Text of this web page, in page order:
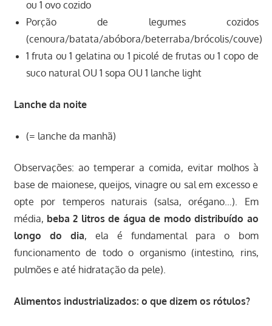
ou 1 ovo cozido
Porção de legumes cozidos
(cenoura/batata/abóbora/beterraba/brócolis/couve)
1 fruta ou 1 gelatina ou 1 picolé de frutas ou 1 copo de
suco natural OU 1 sopa OU 1 lanche light
Lanche da noite
(= lanche da manhã)
Observações: ao temperar a comida, evitar molhos à
base de maionese, queijos, vinagre ou sal em excesso e
opte por temperos naturais (salsa, orégano…). Em
média, beba 2 litros de água de modo distribuído ao
longo do dia, ela é fundamental para o bom
funcionamento de todo o organismo (intestino, rins,
pulmões e até hidratação da pele).
Alimentos industrializados: o que dizem os rótulos?